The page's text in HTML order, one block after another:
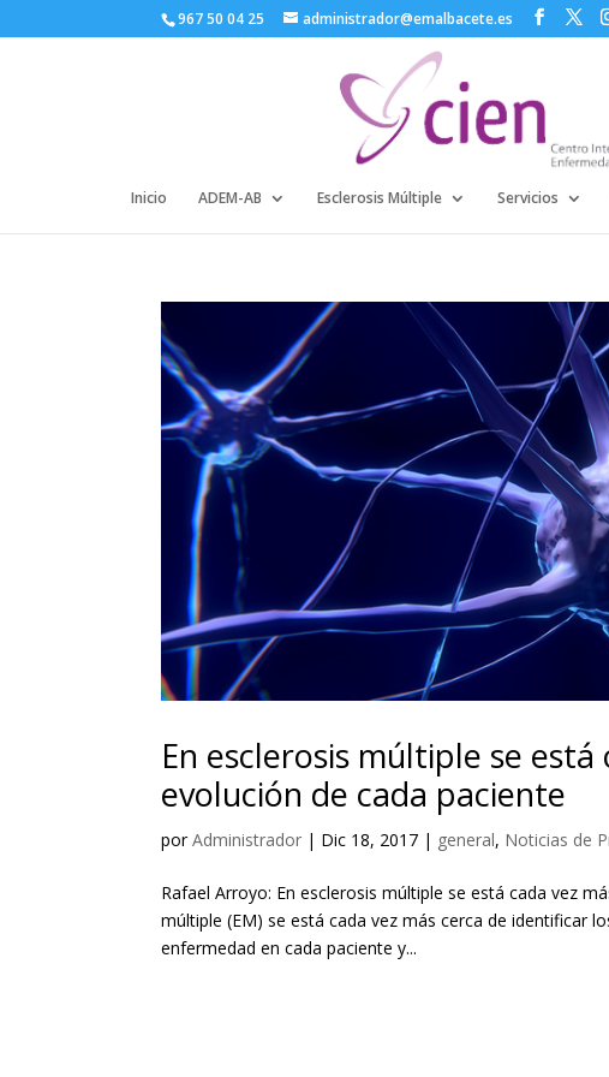
967 50 04 25 administrador@emalbacete.es
Inicio ADEM-AB Esclerosis Múltiple Servicios
En esclerosis múltiple se
evolución de cada paciente
porAdministrador | Dic 18, 2017 | general, Noticias de
Rafael Arroyo: En esclerosis múltiple se está cada vez
múltiple (EM) se está cada vez más cerca de identificar
enfermedad en cada paciente y...